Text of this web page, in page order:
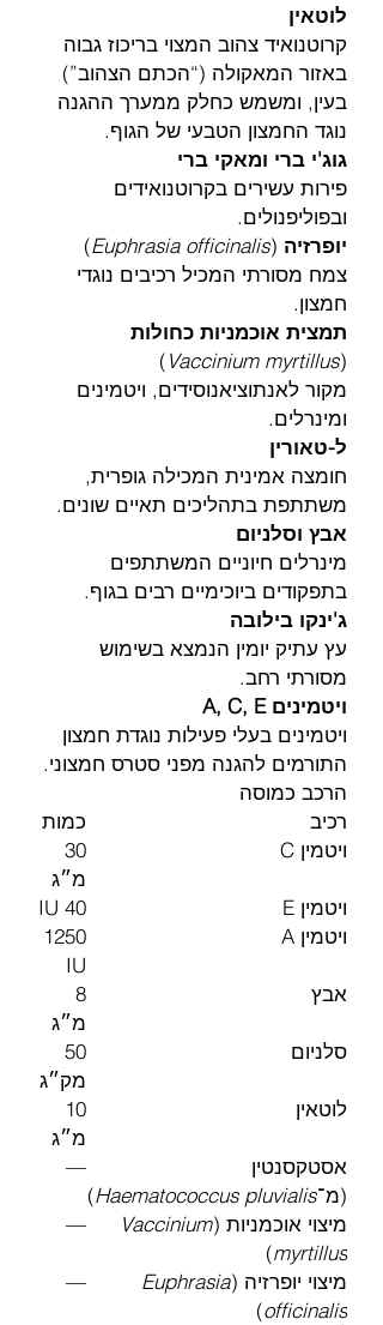
לוטאין
קרוטנואיד צהוב המצוי בריכוז גבוה
באזור המאקולה (“הכתם הצהוב”)
בעין, ומשמש כחלק ממערך ההגנה
נוגד החמצון הטבעי של הגוף.
גוג'י ברי ומאקי ברי
פירות עשירים בקרוטנואידים
ובפוליפנולים.
יופרזיה (
Euphrasia officinalis
)
צמח מסורתי המכיל רכיבים נוגדי
חמצון.
תמצית אוכמניות כחולות
(
Vaccinium myrtillus
)
מקור לאנתוציאנוסידים, ויטמינים
ומינרלים.
ל-טאורין
חומצה אמינית המכילה גופרית,
משתתפת בתהליכים תאיים שונים.
אבץ וסלניום
מינרלים חיוניים המשתתפים
בתפקודים ביוכימיים רבים בגוף.
ג'ינקו בילובה
עץ עתיק יומין הנמצא בשימוש
מסורתי רחב.
ויטמינים A, C, E
ויטמינים בעלי פעילות נוגדת חמצון
התורמים להגנה מפני סטרס חמצוני.
הרכב כמוסה
רכיב
כמות
ויטמין C
30
מ״ג
ויטמין E
40 IU
ויטמין A
1250
IU
אבץ
8
מ״ג
סלניום
50
מק״ג
לוטאין
10
מ״ג
אסטקסנטין
(מ־Haematococcus pluvialis
)
—
מיצוי אוכמניות (Vaccinium
myrtillus
)
—
מיצוי יופרזיה (Euphrasia
officinalis
)
—